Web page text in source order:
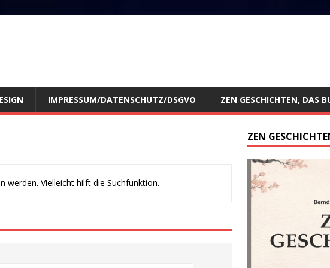
IMPRESSUM/DATENSCHUTZ/DSGVO ZEN GESCHICHTEN, DAS
werden. Vielleicht hilft die Suchfunktion.
ZEN